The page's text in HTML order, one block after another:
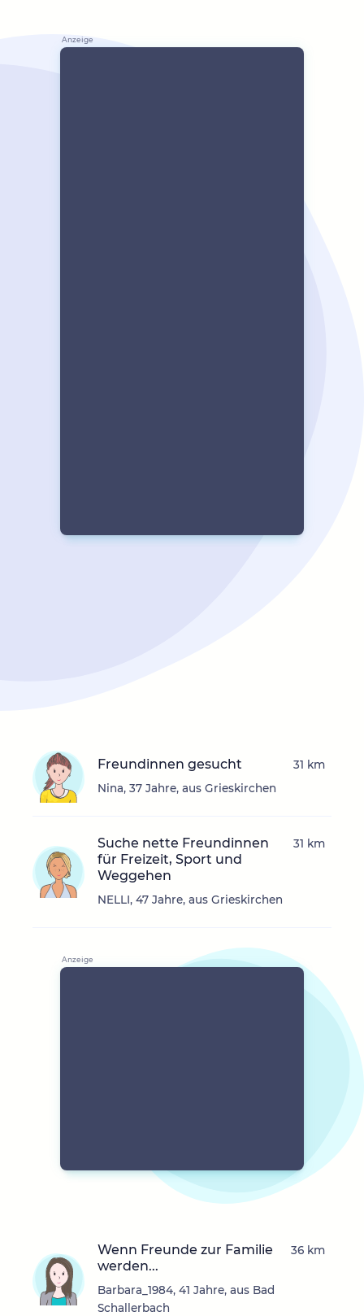
Freundinnen gesucht
Nina, 37 Jahre, aus Grieskirchen
31 km
Suche nette Freundinnen
für Freizeit, Sport und
Weggehen
NELLI, 47 Jahre, aus Grieskirchen
31 km
Wenn Freunde zur Familie
werden...
Barbara_1984, 41 Jahre, aus Bad
Schallerbach
36 km